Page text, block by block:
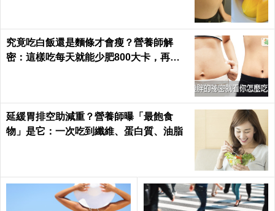
究竟吃白飯還是麵條才會瘦？營養師解
密：這樣吃每天就能少肥800大卡，再也
延緩胃排空助減重？營養師曝「最飽食
物」是它：一次吃到纖維、蛋白質、油脂